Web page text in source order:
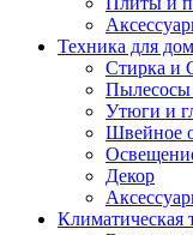
Техника для
Стирка и
Пылесосы
Утюги и
Швейное
Декор
Климатическая